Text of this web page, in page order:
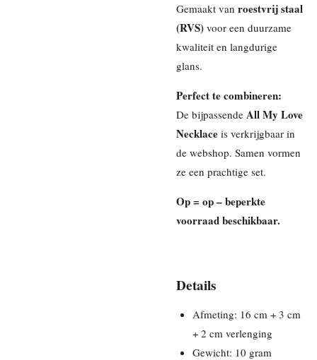
Gemaakt van roestvrij staal
(RVS) voor een duurzame
kwaliteit en langdurige
glans.
Perfect te combineren:
De bijpassende All My Love
Necklace is verkrijgbaar in
de webshop. Samen vormen
ze een prachtige set.
Op = op – beperkte
voorraad beschikbaar.
Details
Afmeting: 16 cm + 3 cm
+ 2 cm verlenging
Gewicht: 10 gram